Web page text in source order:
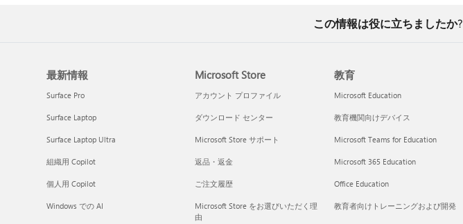
この情報は役に立ちましたか?
最新情報
Surface Pro
Surface Laptop
Surface Laptop Ultra
組織用 Copilot
個人用 Copilot
Windows での AI
Microsoft Store
アカウント プロファイル
ダウンロード センター
Microsoft Store サポート
返品・返金
ご注文履歴
Microsoft Store をお選びいただく理
由
教育
Microsoft Education
教育機関向けデバイス
Microsoft Teams for Education
Microsoft 365 Education
Office Education
教育者向けトレーニングおよび開発